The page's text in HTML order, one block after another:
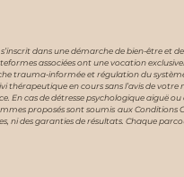
dans une démarche de bien-être et
associées ont une vocation
trauma-informée et régulation du
en cours sans l’avis de
En cas de détresse psychologique aiguë
proposés sont soumis aux Conditions
ni des garanties de résultats. Chaque